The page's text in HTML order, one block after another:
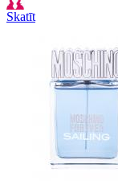
Skatīt